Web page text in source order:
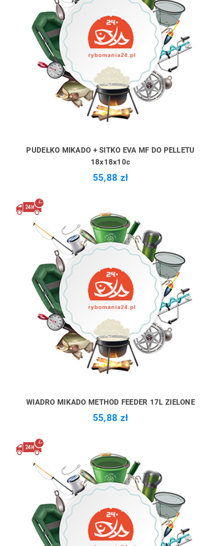
PUDEŁKO MIKADO + SITKO EVA MF DO PELLETU
18x18x10c
55,88 zł
WIADRO MIKADO METHOD FEEDER 17L ZIELONE
55,88 zł